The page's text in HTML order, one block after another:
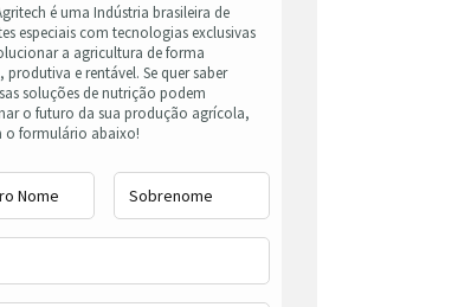
é uma Indústria brasileira de
especiais com tecnologias exclusivas
a agricultura de forma
produtiva e rentável. Se quer saber
soluções de nutrição podem
o futuro da sua produção agrícola,
o formulário abaixo!